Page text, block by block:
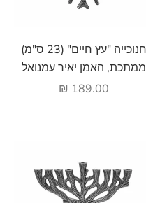
הוסף לעגלה
חנוכייה "עץ חיים" (23 ס"מ)
ממתכת, האמן יאיר עמנואל
מחיר מבצע
189.00 ₪